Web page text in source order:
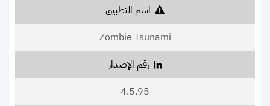
اسم التطبيق
Zombie Tsunami
رقم الإصدار
4.5.95